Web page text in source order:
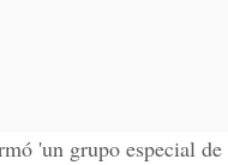
'un grupo especial de